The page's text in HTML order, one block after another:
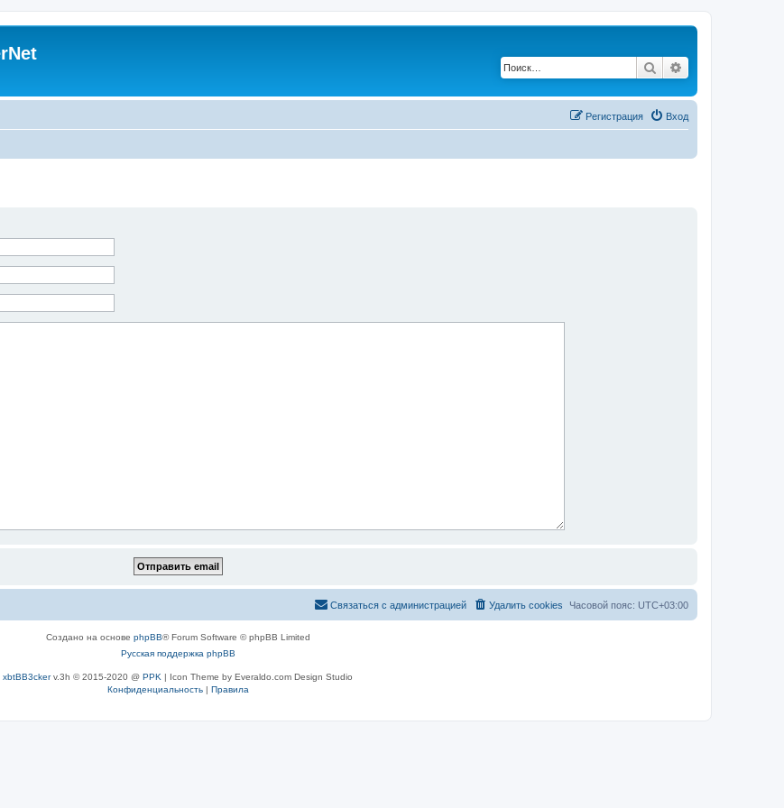
Поиск
Вход
Регистрация
Часовой пояс: UTC+03:00
Удалить cookies
Связаться с администрацией
Создано на основе phpBB® Forum Software © phpBB Limited
Русская поддержка phpBB
xbtBB3ckerv.3h © 2015-2020 @ PPK | Icon Theme by Everaldo.com Design Studio
Конфиденциальность| Правила